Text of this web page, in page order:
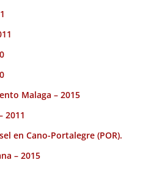
Malaga – 2015
2011
en Cano-Portalegre (POR).
– 2015